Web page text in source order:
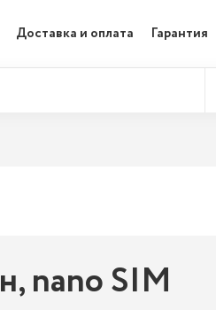
Доставка и оплата Гарантия
nano SIM